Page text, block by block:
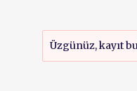
Üzgünüz, kayıt